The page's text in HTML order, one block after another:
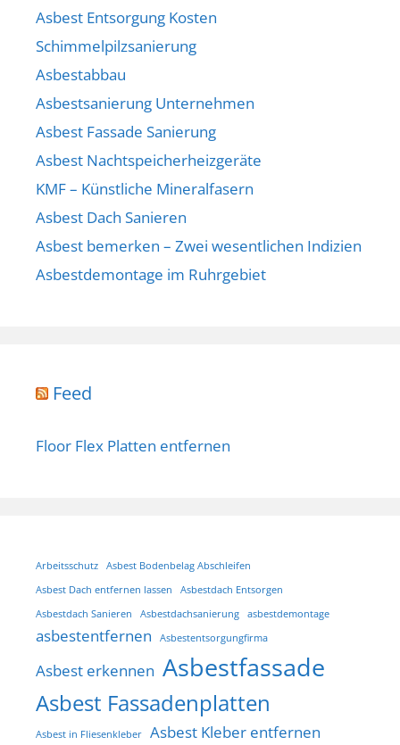
Asbest Entsorgung Kosten
Schimmelpilzsanierung
Asbestabbau
Asbestsanierung Unternehmen
Asbest Fassade Sanierung
Asbest Nachtspeicherheizgeräte
KMF – Künstliche Mineralfasern
Asbest Dach Sanieren
Asbest bemerken – Zwei wesentlichen Indizien
Asbestdemontage im Ruhrgebiet
Feed
Floor Flex Platten entfernen
Arbeitsschutz
Asbest Bodenbelag Abschleifen
Asbest Dach entfernen lassen
Asbestdach Entsorgen
Asbestdach Sanieren
Asbestdachsanierung asbestdemontage
asbestentfernen Asbestentsorgungfirma
Asbest erkennen Asbestfassade
Asbest Fassadenplatten
Asbest in Fliesenkleber Asbest Kleber entfernen